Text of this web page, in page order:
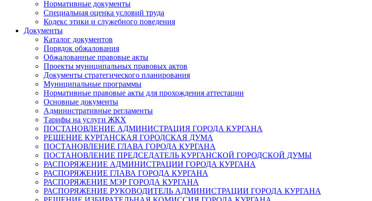
Нормативные документы
Специальная оценка условий труда
Кодекс этики и служебного поведения
Документы
Каталог документов
Порядок обжалования
Обжалованные правовые акты
Проекты муниципальных правовых актов
Документы стратегического планирования
Муниципальные программы
Нормативные правовые акты для прохождения аттестации
Основные документы
Административные регламенты
Тарифы на услуги ЖКХ
ПОСТАНОВЛЕНИЕ АДМИНИСТРАЦИЯ ГОРОДА КУРГАНА
РЕШЕНИЕ КУРГАНСКАЯ ГОРОДСКАЯ ДУМА
ПОСТАНОВЛЕНИЕ ГЛАВА ГОРОДА КУРГАНА
ПОСТАНОВЛЕНИЕ ПРЕДСЕДАТЕЛЬ КУРГАНСКОЙ ГОРОДСКОЙ ДУМЫ
РАСПОРЯЖЕНИЕ АДМИНИСТРАЦИИ ГОРОДА КУРГАНА
РАСПОРЯЖЕНИЕ ГЛАВА ГОРОДА КУРГАНА
РАСПОРЯЖЕНИЕ МЭР ГОРОДА КУРГАНА
РАСПОРЯЖЕНИЕ РУКОВОДИТЕЛЬ АДМИНИСТРАЦИИ ГОРОДА КУРГАНА